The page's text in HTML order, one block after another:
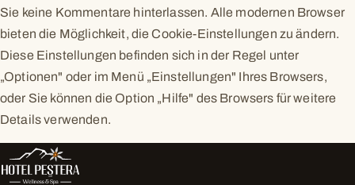
Sie keine Kommentare hinterlassen. Alle modernen Browser
bieten die Möglichkeit, die Cookie-Einstellungen zu ändern.
Diese Einstellungen befinden sich in der Regel unter
„Optionen" oder im Menü „Einstellungen" Ihres Browsers,
oder Sie können die Option „Hilfe" des Browsers für weitere
Details verwenden.